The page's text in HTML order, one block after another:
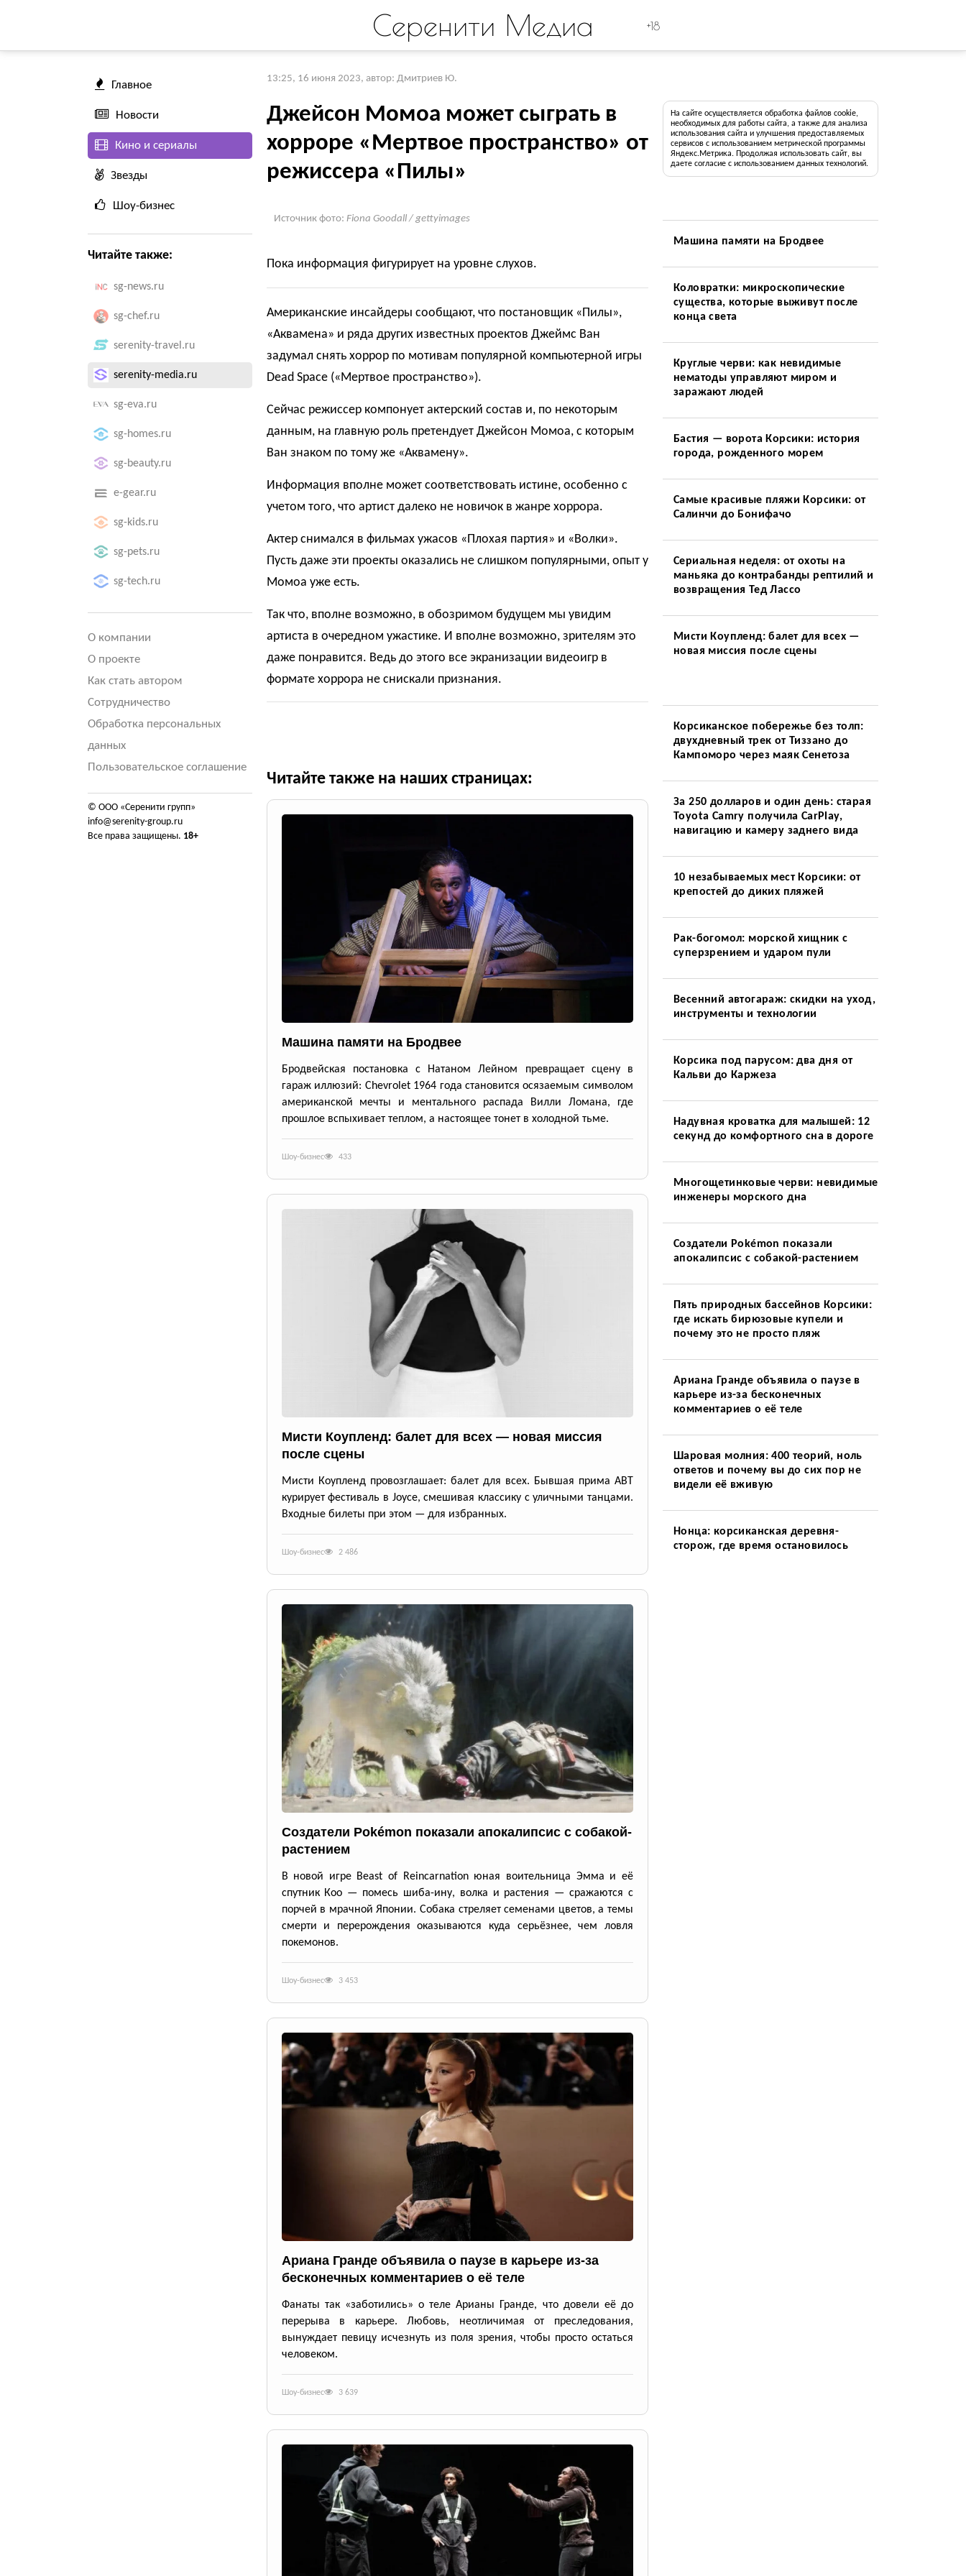
Серенити Медиа +18
Главное
Новости
Кино и сериалы
Звезды
Шоу-бизнес
Читайте также:
sg-news.ru
sg-chef.ru
serenity-travel.ru
serenity-media.ru
sg-eva.ru
sg-homes.ru
sg-beauty.ru
e-gear.ru
sg-kids.ru
sg-pets.ru
sg-tech.ru
О компании
О проекте
Как стать автором
Сотрудничество
Обработка персональных
данных
Пользовательское соглашение
© ООО «Серенити групп»
info@serenity-group.ru
Все права защищены. 18+
13:25, 16 июня 2023, автор: Дмитриев Ю.
Джейсон Момоа может сыграть в
хорроре «Мертвое пространство» от
режиссера «Пилы»
Источник фото: Fiona Goodall / gettyimages
Пока информация фигурирует на уровне слухов.
Американские инсайдеры сообщают, что постановщик «Пилы»,
«Аквамена» и ряда других известных проектов Джеймс Ван
задумал снять хоррор по мотивам популярной компьютерной игры
Dead Space («Мертвое пространство»).
Сейчас режиссер компонует актерский состав и, по некоторым
данным, на главную роль претендует Джейсон Момоа, с которым
Ван знаком по тому же «Аквамену».
Информация вполне может соответствовать истине, особенно с
учетом того, что артист далеко не новичок в жанре хоррора.
Актер снимался в фильмах ужасов «Плохая партия» и «Волки».
Пусть даже эти проекты оказались не слишком популярными, опыт у
Момоа уже есть.
Так что, вполне возможно, в обозримом будущем мы увидим
артиста в очередном ужастике. И вполне возможно, зрителям это
даже понравится. Ведь до этого все экранизации видеоигр в
формате хоррора не снискали признания.
Читайте также на наших страницах:
Машина памяти на Бродвее
Бродвейская постановка с Натаном Лейном превращает сцену в
гараж иллюзий: Chevrolet 1964 года становится осязаемым символом
американской мечты и ментального распада Вилли Ломана, где
прошлое вспыхивает теплом, а настоящее тонет в холодной тьме.
Шоу-бизнес 433
Мисти Коупленд: балет для всех — новая миссия
после сцены
Мисти Коупленд провозглашает: балет для всех. Бывшая прима ABT
курирует фестиваль в Joyce, смешивая классику с уличными танцами.
Входные билеты при этом — для избранных.
Шоу-бизнес 2 486
Создатели Pokémon показали апокалипсис с собакой-
растением
В новой игре Beast of Reincarnation юная воительница Эмма и её
спутник Кoo — помесь шиба-ину, волка и растения — сражаются с
порчей в мрачной Японии. Собака стреляет семенами цветов, а темы
смерти и перерождения оказываются куда серьёзнее, чем ловля
покемонов.
Шоу-бизнес 3 453
Ариана Гранде объявила о паузе в карьере из-за
бесконечных комментариев о её теле
Фанаты так «заботились» о теле Арианы Гранде, что довели её до
перерыва в карьере. Любовь, неотличимая от преследования,
вынуждает певицу исчезнуть из поля зрения, чтобы просто остаться
человеком.
Шоу-бизнес 3 639
На сайте осуществляется обработка файлов cookie,
необходимых для работы сайта, а также для анализа
использования сайта и улучшения предоставляемых
сервисов с использованием метрической программы
Яндекс.Метрика. Продолжая использовать сайт, вы
даете согласие с использованием данных технологий.
Машина памяти на Бродвее
Коловратки: микроскопические
существа, которые выживут после
конца света
Круглые черви: как невидимые
нематоды управляют миром и
заражают людей
Бастия — ворота Корсики: история
города, рожденного морем
Самые красивые пляжи Корсики: от
Салинчи до Бонифачо
Сериальная неделя: от охоты на
маньяка до контрабанды рептилий и
возвращения Тед Лассо
Мисти Коупленд: балет для всех —
новая миссия после сцены
Корсиканское побережье без толп:
двухдневный трек от Тиззано до
Кампоморо через маяк Сенетоза
За 250 долларов и один день: старая
Toyota Camry получила CarPlay,
навигацию и камеру заднего вида
10 незабываемых мест Корсики: от
крепостей до диких пляжей
Рак-богомол: морской хищник с
суперзрением и ударом пули
Весенний автогараж: скидки на уход,
инструменты и технологии
Корсика под парусом: два дня от
Кальви до Каржеза
Надувная кроватка для малышей: 12
секунд до комфортного сна в дороге
Многощетинковые черви: невидимые
инженеры морского дна
Создатели Pokémon показали
апокалипсис с собакой-растением
Пять природных бассейнов Корсики:
где искать бирюзовые купели и
почему это не просто пляж
Ариана Гранде объявила о паузе в
карьере из-за бесконечных
комментариев о её теле
Шаровая молния: 400 теорий, ноль
ответов и почему вы до сих пор не
видели её вживую
Нонца: корсиканская деревня-
сторож, где время остановилось